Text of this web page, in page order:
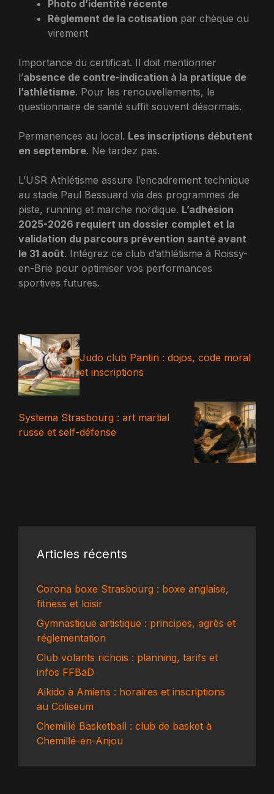
Photo d’identité récente
Règlement de la cotisation par chèque ou
virement
Importance du certificat. Il doit mentionner
l’absence de contre-indication à la pratique de
l’athlétisme. Pour les renouvellements, le
questionnaire de santé suffit souvent désormais.
Permanences au local. Les inscriptions débutent
en septembre. Ne tardez pas.
L’USR Athlétisme assure l’encadrement technique
au stade Paul Bessuard via des programmes de
piste, running et marche nordique. L’adhésion
2025-2026 requiert un dossier complet et la
validation du parcours prévention santé avant
le 31 août. Intégrez ce club d’athlétisme à Roissy-
en-Brie pour optimiser vos performances
sportives futures.
Judo club Pantin : dojos, code moral
et inscriptions
Systema Strasbourg : art martial
russe et self-défense
Articles récents
Corona boxe Strasbourg : boxe anglaise,
fitness et loisir
Gymnastique artistique : principes, agrès et
réglementation
Club volants richois : planning, tarifs et
infos FFBaD
Aikido à Amiens : horaires et inscriptions
au Coliseum
Chemillé Basketball : club de basket à
Chemillé-en-Anjou